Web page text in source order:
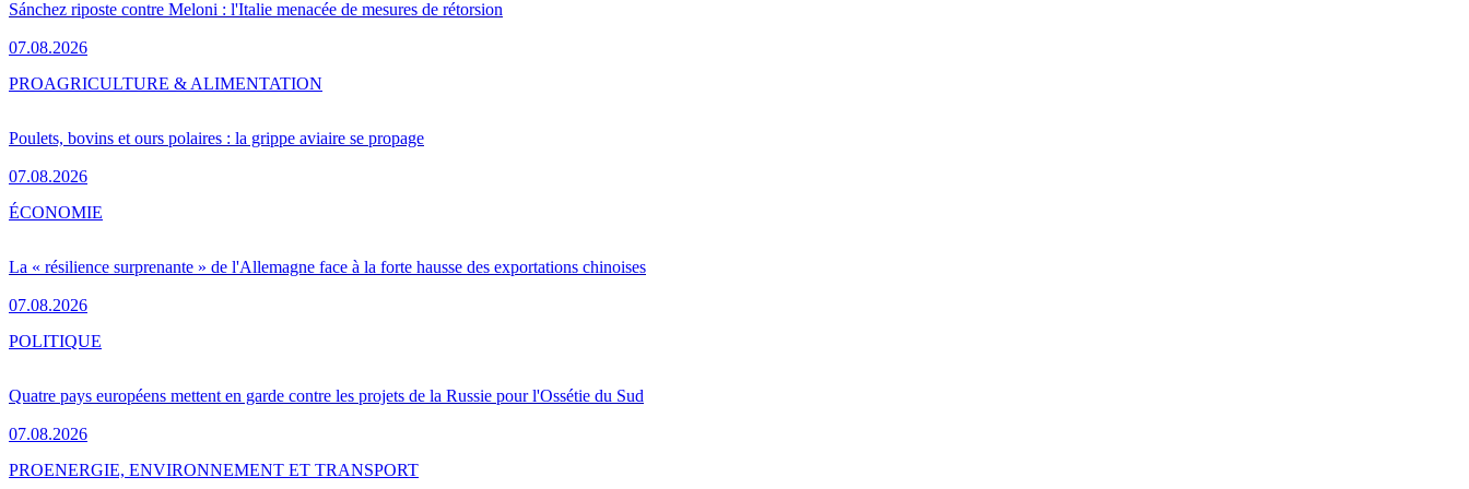
Sánchez riposte contre Meloni : l'Italie menacée de mesures de rétorsion
07.08.2026
Poulets, bovins et ours polaires : la grippe aviaire se propage
07.08.2026
PROAGRICULTURE & ALIMENTATION
La « résilience surprenante » de l'Allemagne face à la forte hausse des exportations chinoises
07.08.2026
ÉCONOMIE
Quatre pays européens mettent en garde contre les projets de la Russie pour l'Ossétie du Sud
07.08.2026
POLITIQUE
PROENERGIE, ENVIRONNEMENT ET TRANSPORT